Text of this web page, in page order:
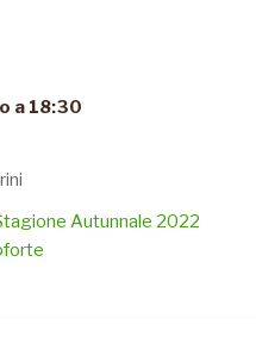
a 18:30
Autunnale 2022